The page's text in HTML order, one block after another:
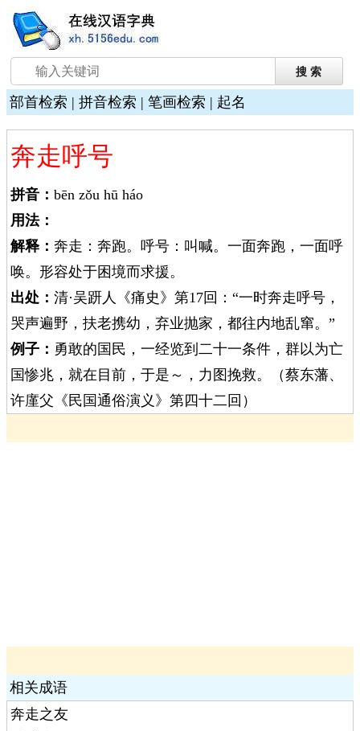
部首检索 | 拼音检索 | 笔画检索 | 起名
奔走呼号
拼音： bēn zǒu hū háo
用法：
解释： 奔走：奔跑。呼号：叫喊。一面奔跑，一面呼
唤。形容处于困境而求援。
出处： 清·吴趼人《痛史》第17回：“一时奔走呼号，
哭声遍野，扶老携幼，弃业抛家，都往内地乱窜。”
例子： 勇敢的国民，一经览到二十一条件，群以为亡
国惨兆，就在目前，于是～，力图挽救。（蔡东藩、
许廑父《民国通俗演义》第四十二回）
相关成语
奔走之友